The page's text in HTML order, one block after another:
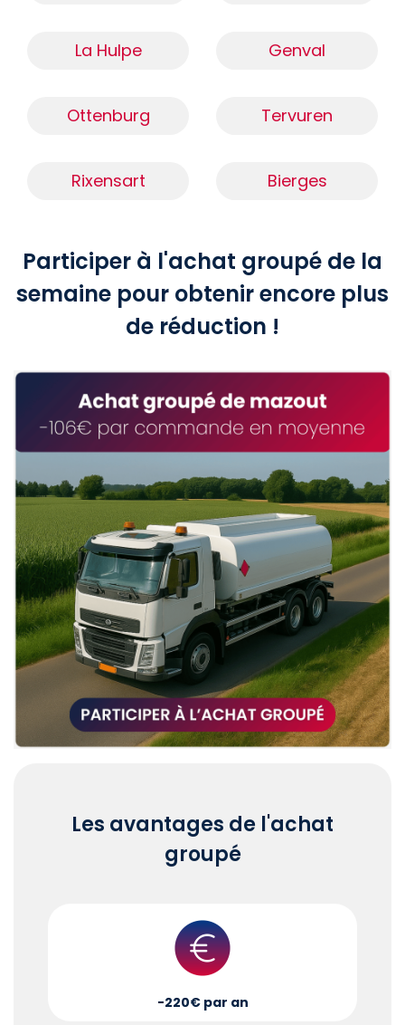
La Hulpe Genval
Ottenburg Tervuren
Rixensart Bierges
Participer à l'achat groupé de la
semaine pour obtenir encore plus
de réduction !
Les avantages de l'achat
groupé
-220€ par an